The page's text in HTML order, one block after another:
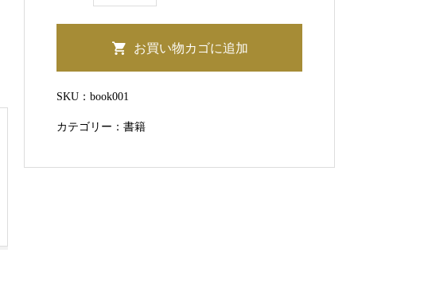
ン
お買い物カゴに追加
SKU：book001
カテゴリー：書籍